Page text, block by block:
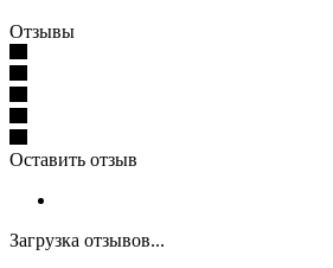
Отзывы
Оставить отзыв
Загрузка отзывов...